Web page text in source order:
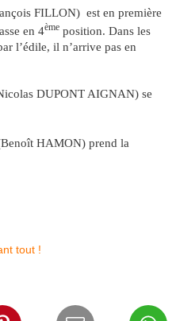
FILLON) est en première
en 4ème position. Dans les
l’édile, il n’arrive pas en
DUPONT AIGNAN) se
HAMON) prend la
tout !